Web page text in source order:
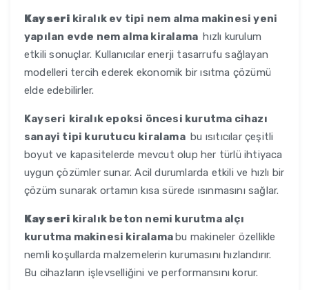
Kayseri kiralık ev tipi nem alma makinesi yeni
yapılan evde nem alma kiralama hızlı kurulum
etkili sonuçlar. Kullanıcılar enerji tasarrufu sağlayan
modelleri tercih ederek ekonomik bir ısıtma çözümü
elde edebilirler.
Kayseri kiralık epoksi öncesi kurutma cihazı
sanayi tipi kurutucu kiralama bu ısıtıcılar çeşitli
boyut ve kapasitelerde mevcut olup her türlü ihtiyaca
uygun çözümler sunar. Acil durumlarda etkili ve hızlı bir
çözüm sunarak ortamın kısa sürede ısınmasını sağlar.
Kayseri kiralık beton nemi kurutma alçı
kurutma makinesi kiralamabu makineler özellikle
nemli koşullarda malzemelerin kurumasını hızlandırır.
Bu cihazların işlevselliğini ve performansını korur.